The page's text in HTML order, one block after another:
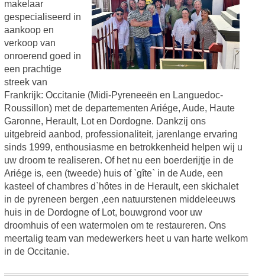
makelaar
gespecialiseerd in
aankoop en
verkoop van
onroerend goed in
een prachtige
streek van
Frankrijk: Occitanie (Midi-Pyreneeën en Languedoc-
Roussillon) met de departementen Ariége, Aude, Haute
Garonne, Herault, Lot en Dordogne. Dankzij ons
uitgebreid aanbod, professionaliteit, jarenlange ervaring
sinds 1999, enthousiasme en betrokkenheid helpen wij u
uw droom te realiseren. Of het nu een boerderijtje in de
Ariége is, een (tweede) huis of `gîte` in de Aude, een
kasteel of chambres d`hôtes in de Herault, een skichalet
in de pyreneen bergen ,een natuurstenen middeleeuws
huis in de Dordogne of Lot, bouwgrond voor uw
droomhuis of een watermolen om te restaureren. Ons
meertalig team van medewerkers heet u van harte welkom
in de Occitanie.